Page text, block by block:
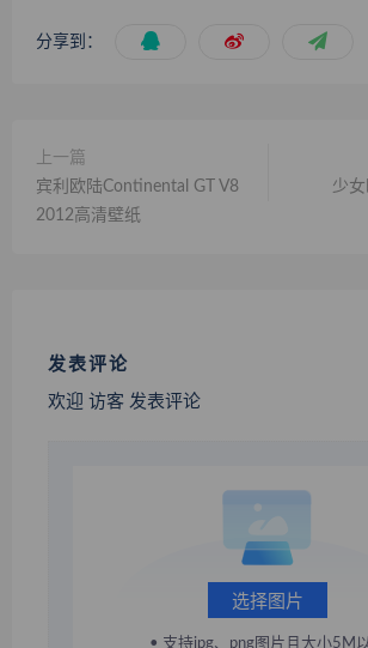
分享到：
上一篇
宾利欧陆Continental GT V8
2012高清壁纸
少
发表评论
欢迎 访客 发表评论
选择图片
• 支持jpg、png图片且大小5M